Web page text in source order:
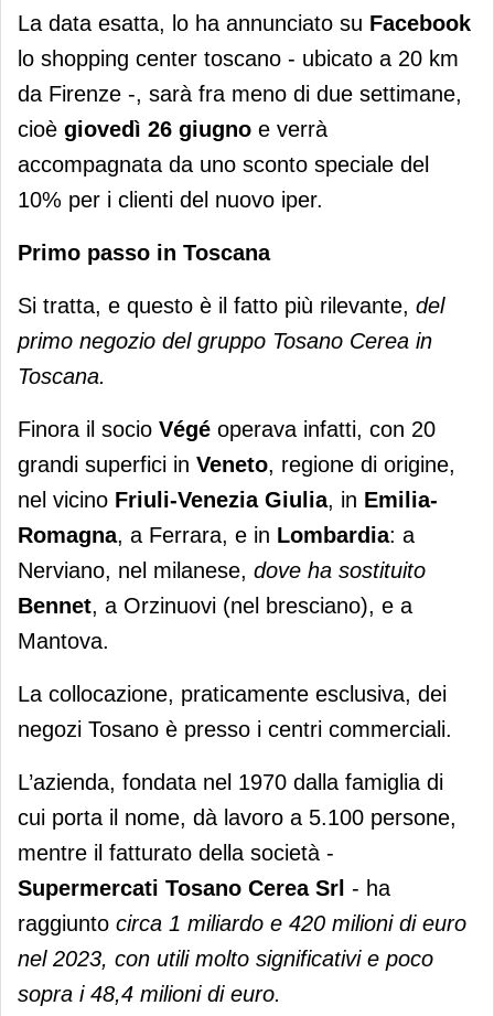
La data esatta, lo ha annunciato su Facebook
lo shopping center toscano - ubicato a 20 km
da Firenze -, sarà fra meno di due settimane,
cioè giovedì 26 giugno e verrà
accompagnata da uno sconto speciale del
10% per i clienti del nuovo iper.
Primo passo in Toscana
Si tratta, e questo è il fatto più rilevante, del
primo negozio del gruppo Tosano Cerea in
Toscana.
Finora il socio Végé operava infatti, con 20
grandi superfici in Veneto, regione di origine,
nel vicino Friuli-Venezia Giulia, in Emilia-
Romagna, a Ferrara, e in Lombardia: a
Nerviano, nel milanese, dove ha sostituito
Bennet, a Orzinuovi (nel bresciano), e a
Mantova.
La collocazione, praticamente esclusiva, dei
negozi Tosano è presso i centri commerciali.
L’azienda, fondata nel 1970 dalla famiglia di
cui porta il nome, dà lavoro a 5.100 persone,
mentre il fatturato della società -
Supermercati Tosano Cerea Srl - ha
raggiunto circa 1 miliardo e 420 milioni di euro
nel 2023, con utili molto significativi e poco
sopra i 48,4 milioni di euro.